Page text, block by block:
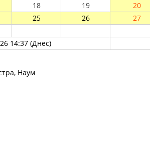
18 19 20
25 26 27
14:37 (Днес)
Наум